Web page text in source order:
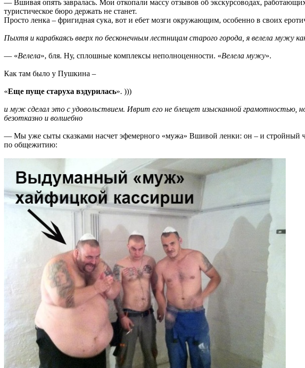
— Вшивая опять завралась. Мои откопали массу отзывов об экскурсоводах,
туристическое бюро держать не станет.
Просто ленка – фригидная сука, вот и ебет мозги окружающим, особенно в своих
Пыхтя и карабкаясь вверх по бесконечным лестницам старого города, я велела мужу
— «Велела», бля. Ну, сплошные комплексы неполноценности. «Велела мужу».
Как там было у Пушкина –
«Еще пуще старуха вздурилась». )))
и муж сделал это с удовольствием. Иврит его не блещет изысканной грамотностью,
безотказно и волшебно
— Мы уже сыты сказками насчет эфемерного «мужа» Вшивой ленки: он – и стройный
по общежитию: